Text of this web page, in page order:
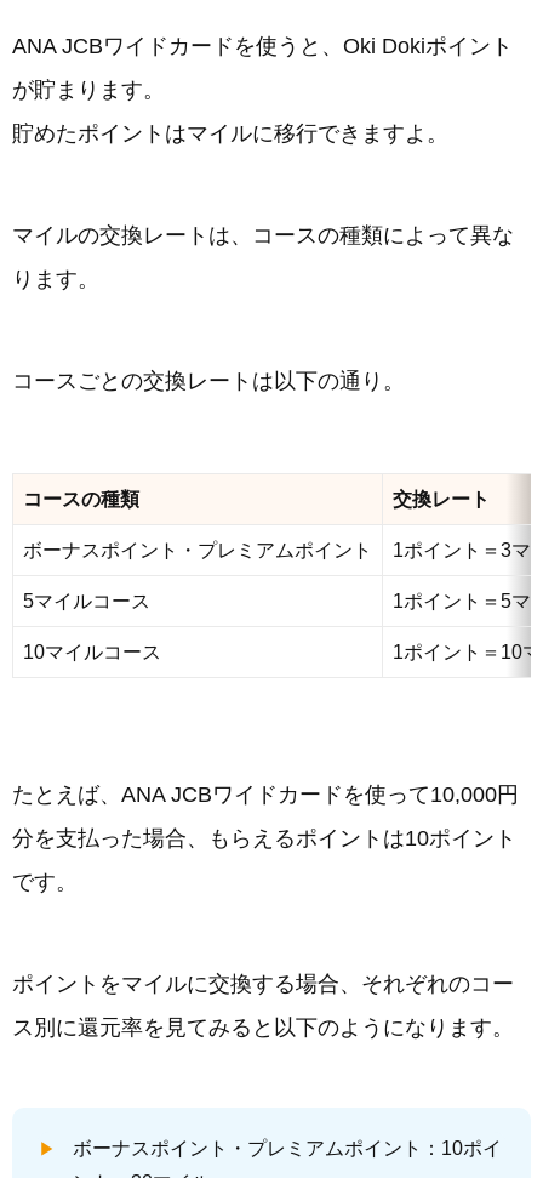
ANA JCBワイドカードを使うと、Oki Dokiポイント
が貯まります。
貯めたポイントはマイルに移行できますよ。
マイルの交換レートは、コースの種類によって異な
ります。
コースごとの交換レートは以下の通り。
コースの種類 交換レート
ボーナスポイント・プレミアムポイント 1ポイント＝3マ
5マイルコース 1ポイント＝5マ
10マイルコース 1ポイント＝10
たとえば、ANA JCBワイドカードを使って10,000円
分を支払った場合、もらえるポイントは10ポイント
です。
ポイントをマイルに交換する場合、それぞれのコー
ス別に還元率を見てみると以下のようになります。
ボーナスポイント・プレミアムポイント：10ポイ